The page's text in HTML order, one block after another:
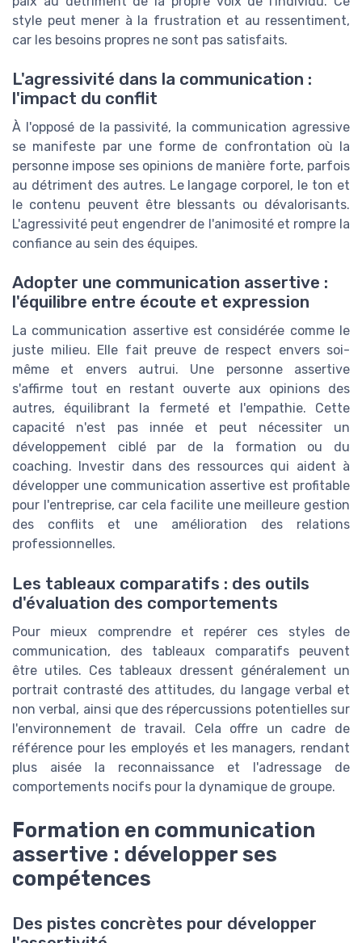
style peut mener à la frustration et au ressentiment,
car les besoins propres ne sont pas satisfaits.
L'agressivité dans la communication :
l'impact du conflit
À l'opposé de la passivité, la communication agressive
se manifeste par une forme de confrontation où la
personne impose ses opinions de manière forte, parfois
au détriment des autres. Le langage corporel, le ton et
le contenu peuvent être blessants ou dévalorisants.
L'agressivité peut engendrer de l'animosité et rompre la
confiance au sein des équipes.
Adopter une communication assertive :
l'équilibre entre écoute et expression
La communication assertive est considérée comme le
juste milieu. Elle fait preuve de respect envers soi-
même et envers autrui. Une personne assertive
s'affirme tout en restant ouverte aux opinions des
autres, équilibrant la fermeté et l'empathie. Cette
capacité n'est pas innée et peut nécessiter un
développement ciblé par de la formation ou du
coaching. Investir dans des ressources qui aident à
développer une communication assertive est profitable
pour l'entreprise, car cela facilite une meilleure gestion
des conflits et une amélioration des relations
professionnelles.
Les tableaux comparatifs : des outils
d'évaluation des comportements
Pour mieux comprendre et repérer ces styles de
communication, des tableaux comparatifs peuvent
être utiles. Ces tableaux dressent généralement un
portrait contrasté des attitudes, du langage verbal et
non verbal, ainsi que des répercussions potentielles sur
l'environnement de travail. Cela offre un cadre de
référence pour les employés et les managers, rendant
plus aisée la reconnaissance et l'adressage de
comportements nocifs pour la dynamique de groupe.
Formation en communication
assertive : développer ses
compétences
Des pistes concrètes pour développer